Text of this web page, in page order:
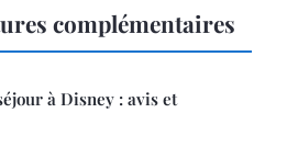
complémentaires
à Disney : avis et